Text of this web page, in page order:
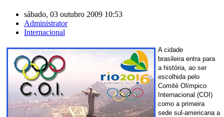
sábado, 03 outubro 2009 10:53
Administrator
Internacional
A cidade
brasileira entra para
a história, ao ser
escolhida pelo
Comité Olímpico
Internacional (COI)
como a primeira
sede sul-americana a